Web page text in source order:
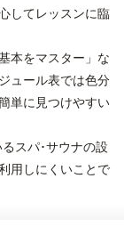
してレッスンに臨
本をマスター」な
ュール表では色分
単に見つけやすい
スパ･サウナの設
用しにくいことで